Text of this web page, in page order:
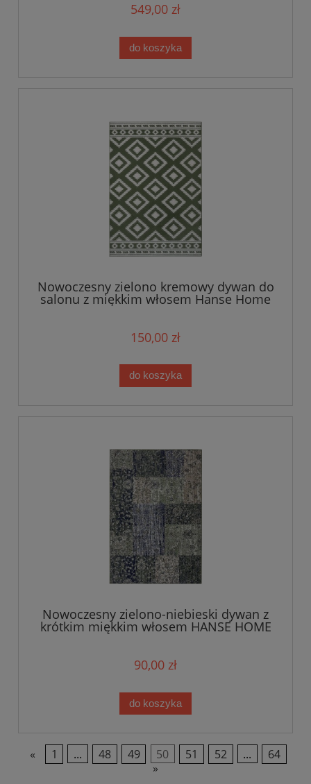
549,00 zł
do koszyka
Nowoczesny zielono kremowy dywan do
salonu z miękkim włosem Hanse Home
150,00 zł
do koszyka
Nowoczesny zielono-niebieski dywan z
krótkim miękkim włosem HANSE HOME
90,00 zł
do koszyka
« 1 ... 48 49 50 51 52 ...
64
»